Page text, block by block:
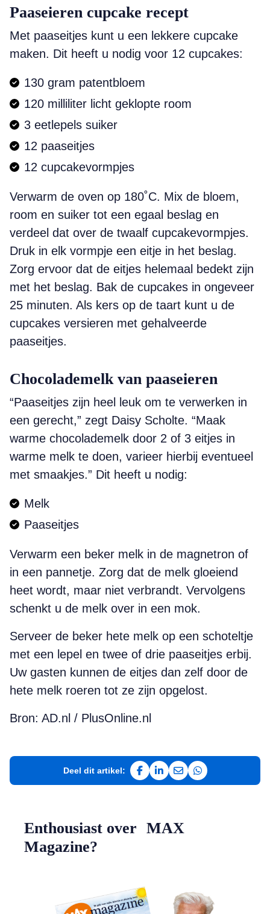
Paaseieren cupcake recept
Met paaseitjes kunt u een lekkere cupcake
maken. Dit heeft u nodig voor 12 cupcakes:
130 gram patentbloem
120 milliliter licht geklopte room
3 eetlepels suiker
12 paaseitjes
12 cupcakevormpjes
Verwarm de oven op 180˚C. Mix de bloem,
room en suiker tot een egaal beslag en
verdeel dat over de twaalf cupcakevormpjes.
Druk in elk vormpje een eitje in het beslag.
Zorg ervoor dat de eitjes helemaal bedekt zijn
met het beslag. Bak de cupcakes in ongeveer
25 minuten. Als kers op de taart kunt u de
cupcakes versieren met gehalveerde
paaseitjes.
Chocolademelk van paaseieren
“Paaseitjes zijn heel leuk om te verwerken in
een gerecht,” zegt Daisy Scholte. “Maak
warme chocolademelk door 2 of 3 eitjes in
warme melk te doen, varieer hierbij eventueel
met smaakjes.” Dit heeft u nodig:
Melk
Paaseitjes
Verwarm een beker melk in de magnetron of
in een pannetje. Zorg dat de melk gloeiend
heet wordt, maar niet verbrandt. Vervolgens
schenkt u de melk over in een mok.
Serveer de beker hete melk op een schoteltje
met een lepel en twee of drie paaseitjes erbij.
Uw gasten kunnen de eitjes dan zelf door de
hete melk roeren tot ze zijn opgelost.
Bron: AD.nl / PlusOnline.nl
Deel dit artikel:
Deel op Facebook
Deel op LinkedIn
Deel via e-mail
Deel via
Enthousiast over MAX
Magazine?